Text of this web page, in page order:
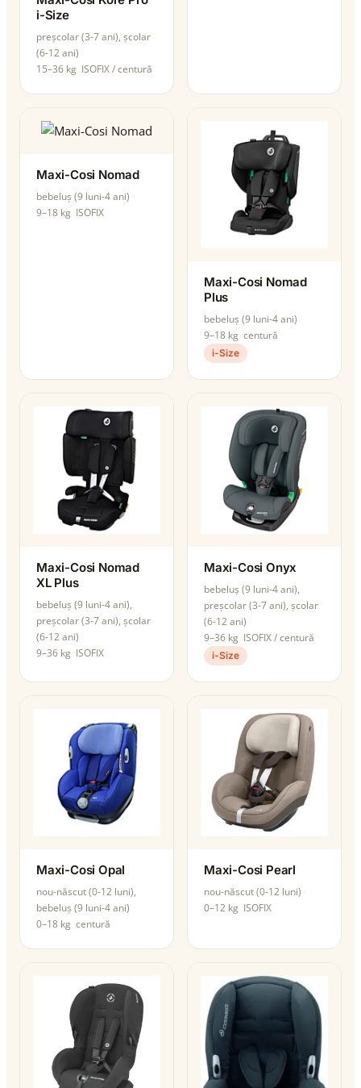
i-Size
preșcolar (3-7 ani), școlar
(6-12 ani)
15–36 kg ISOFIX / centură
Maxi-Cosi Nomad
bebeluș (9 luni-4 ani)
9–18 kg ISOFIX
Maxi-Cosi Nomad
Plus
bebeluș (9 luni-4 ani)
9–18 kg centură
i-Size
Maxi-Cosi Nomad
XL Plus
bebeluș (9 luni-4 ani),
preșcolar (3-7 ani), școlar
(6-12 ani)
9–36 kg ISOFIX
Maxi-Cosi Onyx
bebeluș (9 luni-4 ani),
preșcolar (3-7 ani), școlar
(6-12 ani)
9–36 kg ISOFIX / centură
i-Size
Maxi-Cosi Opal
nou-născut (0-12 luni),
bebeluș (9 luni-4 ani)
0–18 kg centură
Maxi-Cosi Pearl
nou-născut (0-12 luni)
0–12 kg ISOFIX